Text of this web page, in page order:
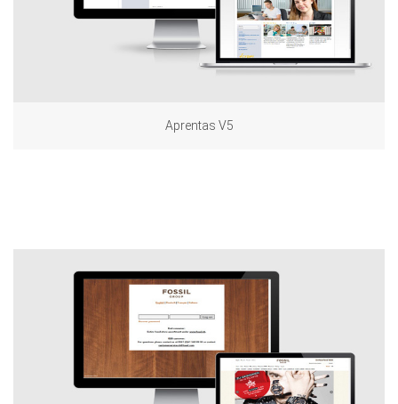
Aprentas V5